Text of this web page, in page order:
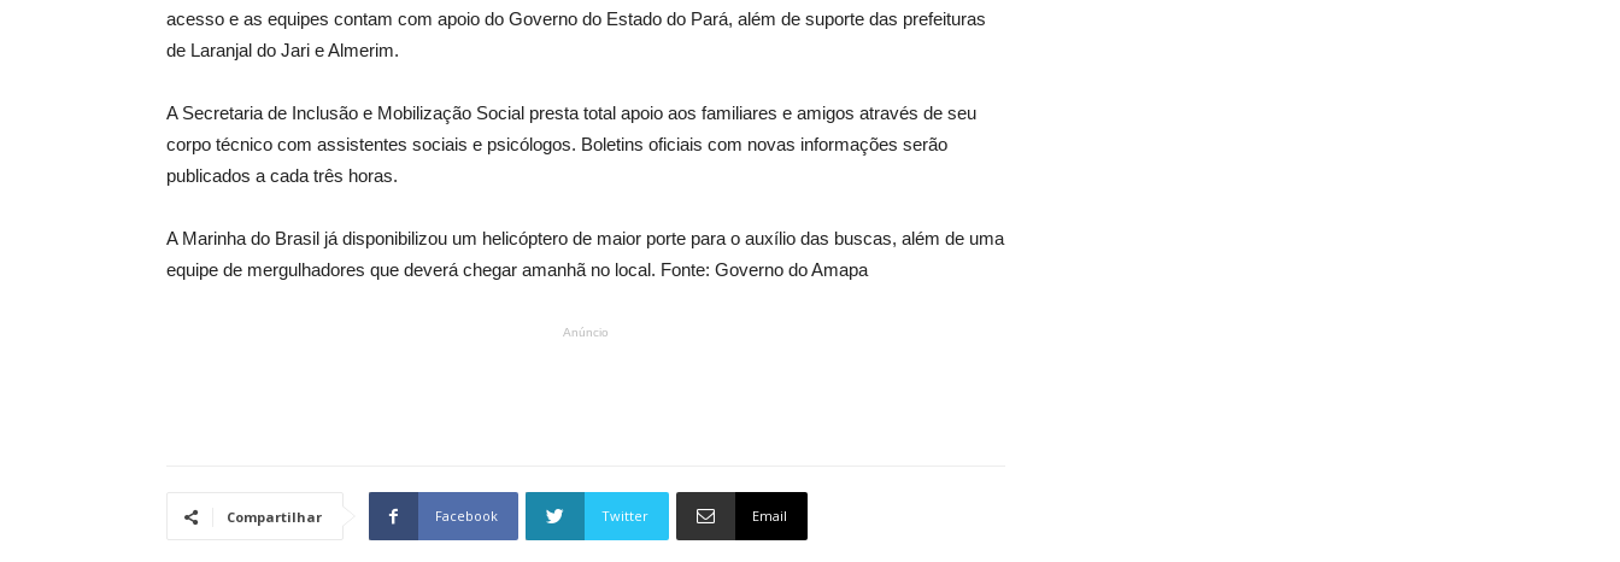
acesso e as equipes contam com apoio do Governo do Estado do Pará, além de suporte das prefeituras
de Laranjal do Jari e Almerim.
A Secretaria de Inclusão e Mobilização Social presta total apoio aos familiares e amigos através de seu
corpo técnico com assistentes sociais e psicólogos. Boletins oficiais com novas informações serão
publicados a cada três horas.
A Marinha do Brasil já disponibilizou um helicóptero de maior porte para o auxílio das buscas, além de uma
equipe de mergulhadores que deverá chegar amanhã no local. Fonte: Governo do Amapa
Anúncio
Compartilhar Facebook Twitter Email